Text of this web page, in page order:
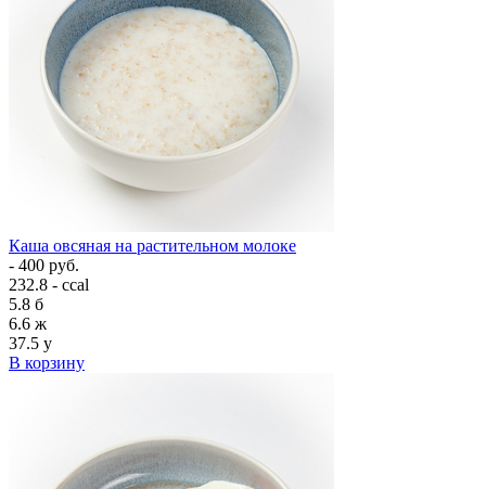
Каша овсяная на растительном молоке
- 400 руб.
232.8 - ccal
5.8 б
6.6 ж
37.5 у
В корзину